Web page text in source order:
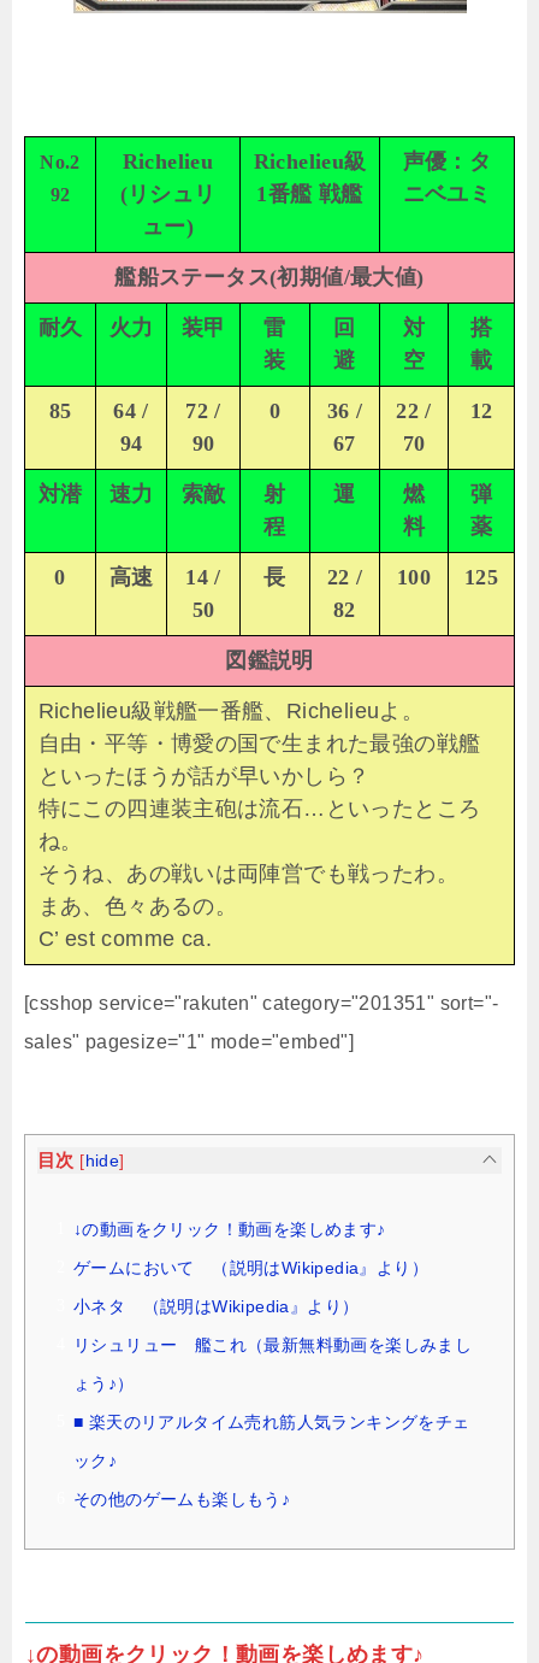
No.2
92
Richelieu
(リシュリ
ュー)
Richelieu級
1番艦 戦艦
声優：タ
ニベユミ
艦船ステータス(初期値/最大値)
耐久 火力 装甲
雷
装
回
避
対
空
搭
載
85
64 /
94
72 /
90
0
36 /
67
22 /
70
12
対潜 速力 索敵
射
程
運
燃
料
弾
薬
0 高速
14 /
50
長
22 /
82
100 125
図鑑説明
Richelieu級戦艦一番艦、Richelieuよ。
自由・平等・博愛の国で生まれた最強の戦艦
といったほうが話が早いかしら？
特にこの四連装主砲は流石…といったところ
ね。
そうね、あの戦いは両陣営でも戦ったわ。
まあ、色々あるの。
C’ est comme ca.
[csshop service="rakuten" category="201351" sort="-
sales" pagesize="1" mode="embed"]
目次 [ hide]
↓の動画をクリック！動画を楽しめます♪
ゲームにおいて （説明はWikipedia』より）
小ネタ （説明はWikipedia』より）
リシュリュー 艦これ（最新無料動画を楽しみまし
ょう♪）
■ 楽天のリアルタイム売れ筋人気ランキングをチェ
ック♪
その他のゲームも楽しもう♪
↓の動画をクリック！動画を楽しめます♪